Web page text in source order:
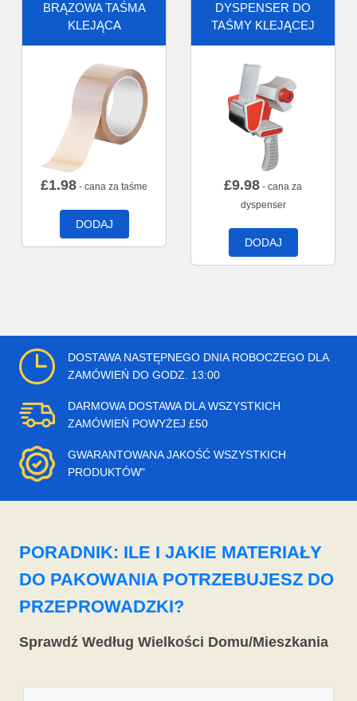
BRĄZOWA TAŚMA
KLEJĄCA
£1.98 - cana za taśme
DODAJ
DYSPENSER DO
TAŚMY KLEJĄCEJ
£9.98 - cana za
dyspenser
DODAJ
DOSTAWA NASTĘPNEGO DNIA ROBOCZEGO DLA
ZAMÓWIEŃ DO GODZ. 13:00
DARMOWA DOSTAWA DLA WSZYSTKICH
ZAMÓWIEŃ POWYŻEJ £50
GWARANTOWANA JAKOŚĆ WSZYSTKICH
PRODUKTÓW"
PORADNIK: ILE I JAKIE MATERIAŁY
DO PAKOWANIA POTRZEBUJESZ DO
PRZEPROWADZKI?
Sprawdź Według Wielkości Domu/Mieszkania